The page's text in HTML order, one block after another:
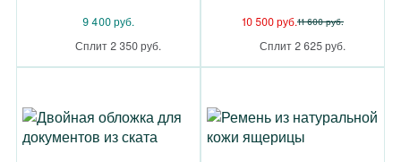
9 400 руб.
Сплит 2 350 руб.
10 500 руб.11 600 руб.
Сплит 2 625 руб.